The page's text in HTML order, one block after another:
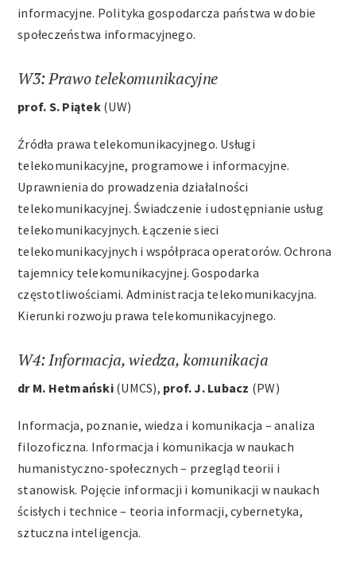
informacyjne. Polityka gospodarcza państwa w dobie
społeczeństwa informacyjnego.
W3: Prawo telekomunikacyjne
prof. S. Piątek(UW)
Źródła prawa telekomunikacyjnego. Usługi
telekomunikacyjne, programowe i informacyjne.
Uprawnienia do prowadzenia działalności
telekomunikacyjnej. Świadczenie i udostępnianie usług
telekomunikacyjnych. Łączenie sieci
telekomunikacyjnych i współpraca operatorów. Ochrona
tajemnicy telekomunikacyjnej. Gospodarka
częstotliwościami. Administracja telekomunikacyjna.
Kierunki rozwoju prawa telekomunikacyjnego.
W4: Informacja, wiedza, komunikacja
dr M. Hetmański(UMCS), prof. J. Lubacz (PW)
Informacja, poznanie, wiedza i komunikacja – analiza
filozoficzna. Informacja i komunikacja w naukach
humanistyczno-społecznych – przegląd teorii i
stanowisk. Pojęcie informacji i komunikacji w naukach
ścisłych i technice – teoria informacji, cybernetyka,
sztuczna inteligencja.